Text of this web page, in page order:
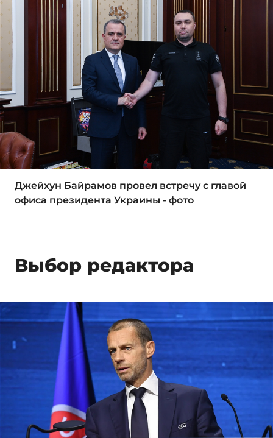
Джейхун Байрамов провел встречу с главой
офиса президента Украины - фото
Выбор редактора